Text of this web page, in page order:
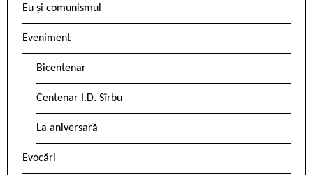
Eu și comunismul
Eveniment
Bicentenar
Centenar I.D. Sîrbu
La aniversară
Evocări